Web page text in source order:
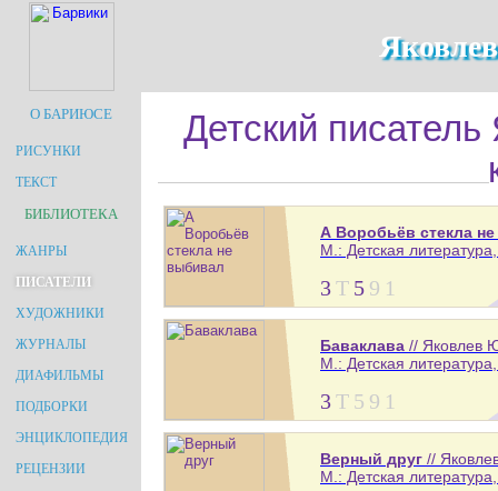
О БАРИЮСЕ
РИСУНКИ
ТЕКСТ
БИБЛИОТЕКА
ЖАНРЫ
ПИСАТЕЛИ
ХУДОЖНИКИ
ЖУРНАЛЫ
ДИАФИЛЬМЫ
ПОДБОРКИ
ЭНЦИКЛОПЕДИЯ
РЕЦЕНЗИИ
Детский
А Воробьёв стекла
М.: Детская
3Т 5 9 1
Баваклава // Яковлев
М.: Детская
3Т 5 9 1
Верный друг //
М.: Детская